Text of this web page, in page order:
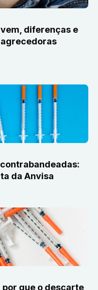
diferenças e
da Anvisa
que o descarte